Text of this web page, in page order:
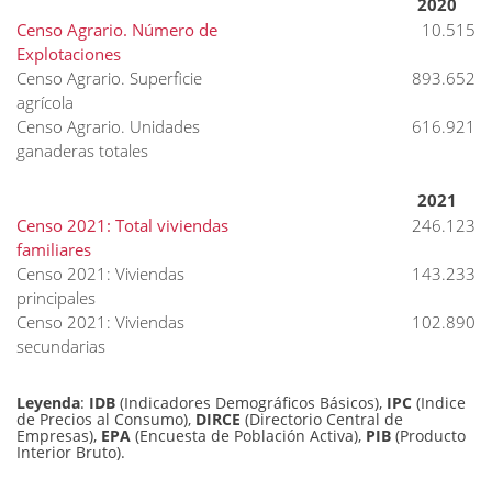
2020
Censo Agrario. Número de
Explotaciones
10.515
Censo Agrario. Superficie
agrícola
893.652
Censo Agrario. Unidades
ganaderas totales
616.921
2021
Censo 2021: Total viviendas
familiares
246.123
Censo 2021: Viviendas
principales
143.233
Censo 2021: Viviendas
secundarias
102.890
Leyenda: IDB (Indicadores Demográficos Básicos), IPC (Indice
de Precios al Consumo), DIRCE (Directorio Central de
Empresas), EPA (Encuesta de Población Activa), PIB (Producto
Interior Bruto).